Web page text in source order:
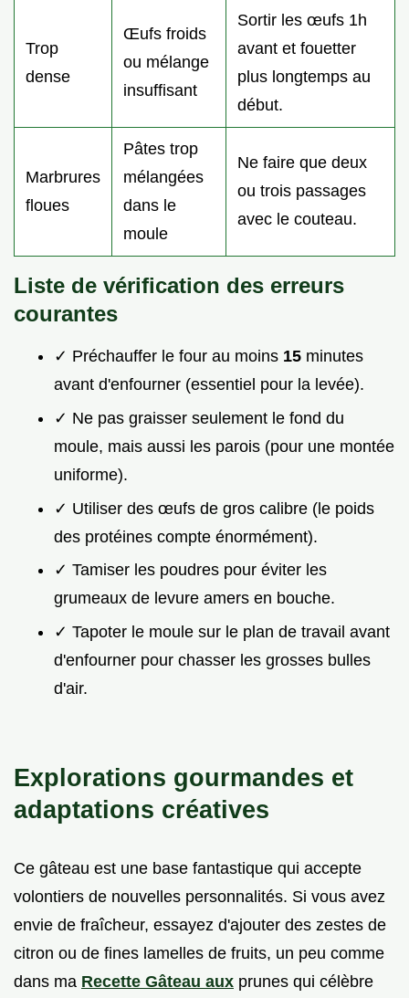
Trop
dense
Œufs froids
ou mélange
insuffisant
Sortir les œufs 1h
avant et fouetter
plus longtemps au
début.
Marbrures
floues
Pâtes trop
mélangées
dans le
moule
Ne faire que deux
ou trois passages
avec le couteau.
Liste de vérification des erreurs
courantes
✓ Préchauffer le four au moins 15 minutes
avant d'enfourner (essentiel pour la levée).
✓ Ne pas graisser seulement le fond du
moule, mais aussi les parois (pour une montée
uniforme).
✓ Utiliser des œufs de gros calibre (le poids
des protéines compte énormément).
✓ Tamiser les poudres pour éviter les
grumeaux de levure amers en bouche.
✓ Tapoter le moule sur le plan de travail avant
d'enfourner pour chasser les grosses bulles
d'air.
Explorations gourmandes et
adaptations créatives
Ce gâteau est une base fantastique qui accepte
volontiers de nouvelles personnalités. Si vous avez
envie de fraîcheur, essayez d'ajouter des zestes de
citron ou de fines lamelles de fruits, un peu comme
dans ma Recette Gâteau aux prunes qui célèbre